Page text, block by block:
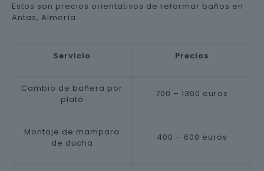
Estos son precios orientativos de reformar baños en
Antas, Almería:
Servicio Precios
Cambio de bañera por
plató
700 – 1300 euros
Montaje de mampara
de ducha
400 – 600 euros